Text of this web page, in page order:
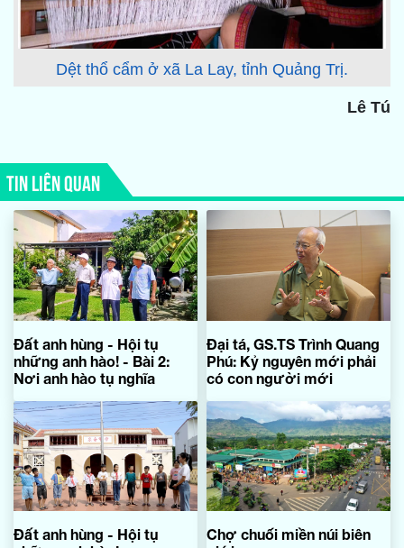
Dệt thổ cẩm ở xã La Lay, tỉnh Quảng Trị.
Lê Tú
TIN LIÊN QUAN
Đất anh hùng - Hội tụ
những anh hào! - Bài 2:
Nơi anh hào tụ nghĩa
Đại tá, GS.TS Trình Quang
Phú: Kỷ nguyên mới phải
có con người mới
Đất anh hùng - Hội tụ
Chợ chuối miền núi biên